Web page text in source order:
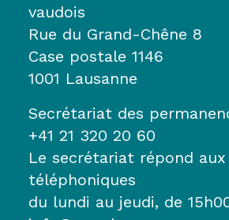
vaudois
Rue du Grand-Chêne 8
Case postale 1146
1001 Lausanne
Secrétariat des
+41 21 320 20 60
Le secrétariat répond
téléphoniques
du lundi au jeudi, de